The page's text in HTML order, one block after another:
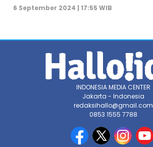
6 September 2024 | 17:55 WIB
INDONESIA MEDIA CENTER
Jakarta - Indonesia
redaksihallo@gmail.com
0853 1555 7788